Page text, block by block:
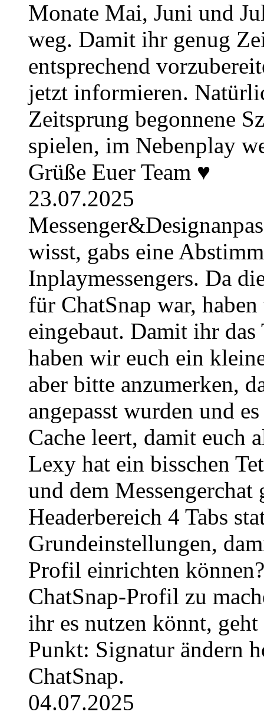
Monate Mai, Juni und
weg. Damit ihr genug
entsprechend
jetzt informieren.
Zeitsprung begonnene
spielen, im Nebenplay
Grüße Euer Team ♥
23.07.2025
wisst, gabs eine
Inplaymessengers. Da
für ChatSnap war,
eingebaut. Damit ihr
haben wir euch ein
aber bitte anzumerken,
angepasst wurden und
Cache leert, damit euch
Lexy hat ein bisschen
und dem
Headerbereich 4 Tabs
Grundeinstellungen,
Profil einrichten
ChatSnap-Profil zu
ihr es nutzen könnt,
Punkt: Signatur ändern
ChatSnap.
04.07.2025